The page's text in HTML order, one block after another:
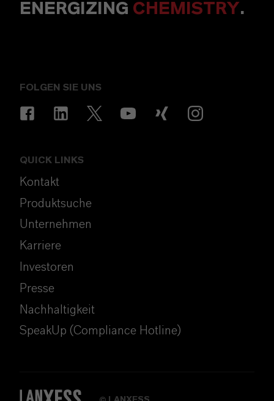
ENERGIZING CHEMISTRY.
FOLGEN SIE UNS
QUICK LINKS
Kontakt
Produktsuche
Unternehmen
Karriere
Investoren
Presse
Nachhaltigkeit
SpeakUp (Compliance Hotline)